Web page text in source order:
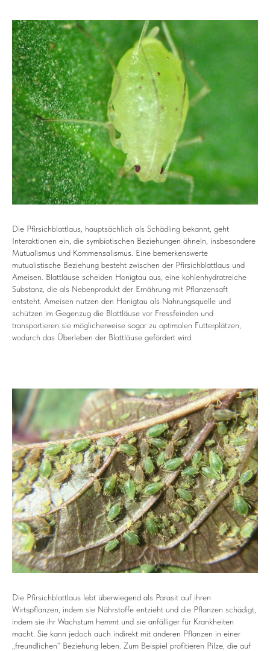
Die Pfirsichblattlaus, hauptsächlich als Schädling bekannt, geht
Interaktionen ein, die symbiotischen Beziehungen ähneln, insbesondere
Mutualismus und Kommensalismus. Eine bemerkenswerte
mutualistische Beziehung besteht zwischen der Pfirsichblattlaus und
Ameisen. Blattläuse scheiden Honigtau aus, eine kohlenhydratreiche
Substanz, die als Nebenprodukt der Ernährung mit Pflanzensaft
entsteht. Ameisen nutzen den Honigtau als Nahrungsquelle und
schützen im Gegenzug die Blattläuse vor Fressfeinden und
transportieren sie möglicherweise sogar zu optimalen Futterplätzen,
wodurch das Überleben der Blattläuse gefördert wird.
Die Pfirsichblattlaus lebt überwiegend als Parasit auf ihren
Wirtspflanzen, indem sie Nährstoffe entzieht und die Pflanzen schädigt,
indem sie ihr Wachstum hemmt und sie anfälliger für Krankheiten
macht. Sie kann jedoch auch indirekt mit anderen Pflanzen in einer
„freundlichen“ Beziehung leben. Zum Beispiel profitieren Pilze, die auf